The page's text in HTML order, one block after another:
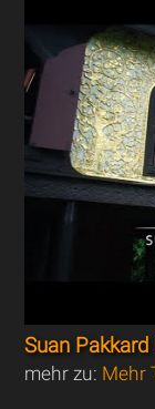
Suan
mehr zu: Mehr